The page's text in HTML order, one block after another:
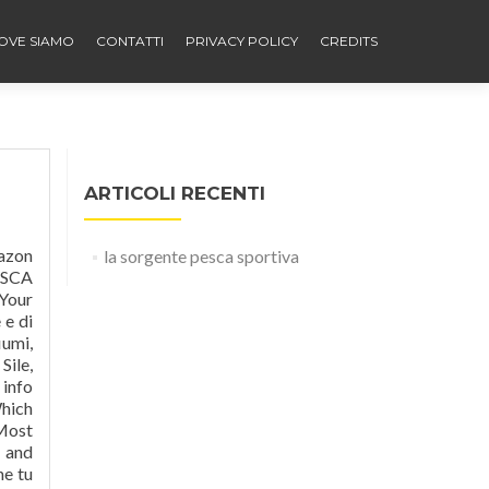
SIAMO CONTATTI PRIVACY POLICY CREDITS
and others you may know. Tal Garner. (compleanni battesimi ecc ) chiuso il giovedì Angelplatz . venite a pescare da noi! Der Campingplatz La Sorgente, geöffnet von April bis Oktober, liegt an der nördlichen Küste der Insel, 5 km von Portoferraio entfernt, inmitten des Nationalen Naturparks des Toskanischen Archipels. Pages: (2) 1 [2]
ARTICOLI RECENTI
la sorgente pesca sportiva